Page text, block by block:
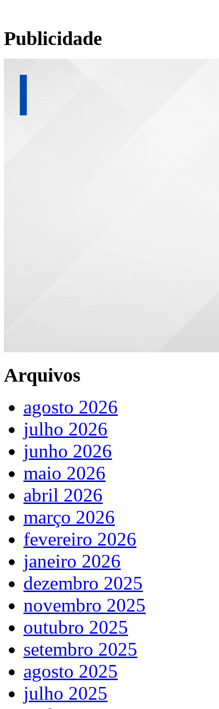
Publicidade
Arquivos
agosto 2026
julho 2026
junho 2026
maio 2026
abril 2026
março 2026
fevereiro 2026
janeiro 2026
dezembro 2025
novembro 2025
outubro 2025
setembro 2025
agosto 2025
julho 2025